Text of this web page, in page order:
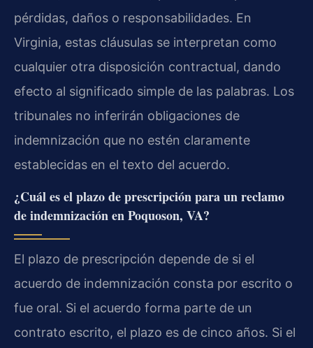
pérdidas, daños o responsabilidades. En
Virginia, estas cláusulas se interpretan como
cualquier otra disposición contractual, dando
efecto al significado simple de las palabras. Los
tribunales no inferirán obligaciones de
indemnización que no estén claramente
establecidas en el texto del acuerdo.
¿Cuál es el plazo de prescripción para un reclamo
de indemnización en Poquoson, VA?
El plazo de prescripción depende de si el
acuerdo de indemnización consta por escrito o
fue oral. Si el acuerdo forma parte de un
contrato escrito, el plazo es de cinco años. Si el